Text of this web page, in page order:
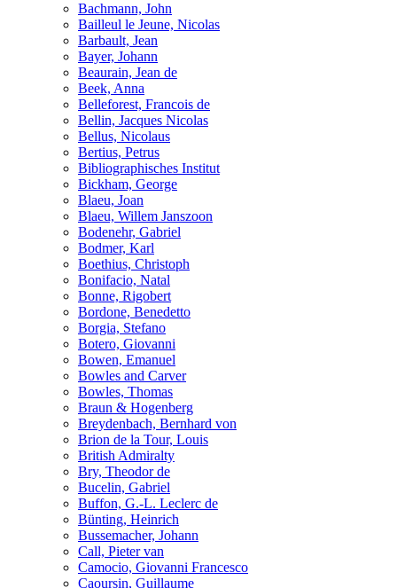
Bachmann, John
Bailleul le Jeune, Nicolas
Barbault, Jean
Bayer, Johann
Beaurain, Jean de
Beek, Anna
Belleforest, Francois de
Bellin, Jacques Nicolas
Bellus, Nicolaus
Bertius, Petrus
Bibliographisches Institut
Bickham, George
Blaeu, Joan
Blaeu, Willem Janszoon
Bodenehr, Gabriel
Bodmer, Karl
Boethius, Christoph
Bonifacio, Natal
Bonne, Rigobert
Bordone, Benedetto
Borgia, Stefano
Botero, Giovanni
Bowen, Emanuel
Bowles and Carver
Bowles, Thomas
Braun & Hogenberg
Breydenbach, Bernhard von
Brion de la Tour, Louis
British Admiralty
Bry, Theodor de
Bucelin, Gabriel
Buffon, G.-L. Leclerc de
Bünting, Heinrich
Bussemacher, Johann
Call, Pieter van
Camocio, Giovanni Francesco
Caoursin, Guillaume